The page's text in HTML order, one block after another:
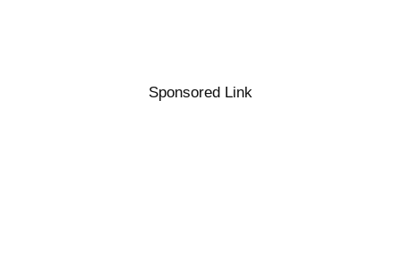
Sponsored Link